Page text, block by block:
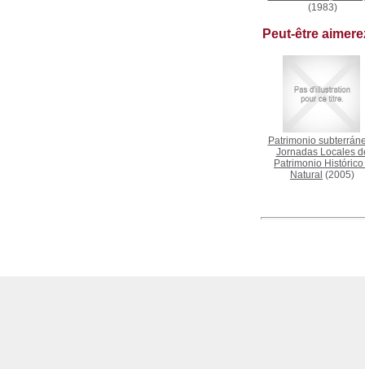
(1983)
Peut-être
Patrimonio
Jornadas Locales
Patrimonio Histórico
Natural (2005)